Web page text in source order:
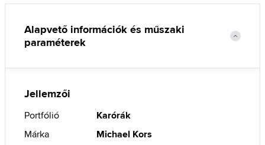
Alapvető információk és műszaki
paraméterek
Jellemzői
Portfólió
Karórák
Márka
Michael Kors